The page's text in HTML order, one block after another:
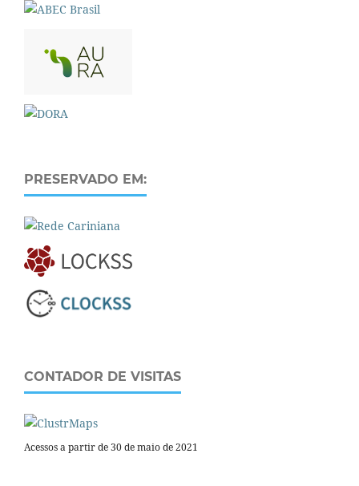
PRESERVADO EM:
CONTADOR DE VISITAS
Acessos a partir de 30 de maio de 2021